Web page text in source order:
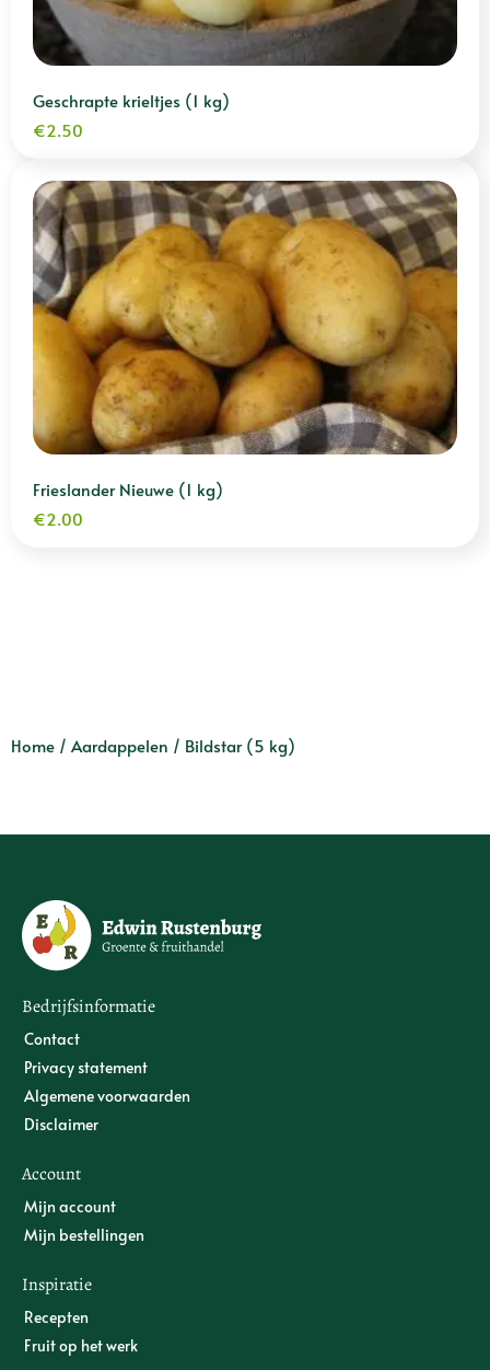
Geschrapte krieltjes (1 kg)
€2.50
Frieslander Nieuwe (1 kg)
€2.00
Home / Aardappelen / Bildstar (5 kg)
Bedrijfsinformatie
Contact
Privacy statement
Algemene voorwaarden
Disclaimer
Account
Mijn account
Mijn bestellingen
Inspiratie
Recepten
Fruit op het werk